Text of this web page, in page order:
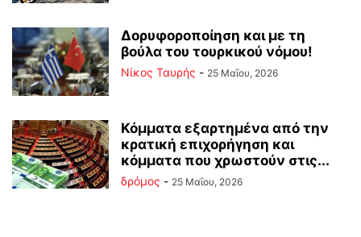
Δορυφοροποίηση και με τη
βούλα του τουρκικού νόμου!
Νίκος Ταυρής - 25 Μαΐου, 2026
Κόμματα εξαρτημένα από την
κρατική επιχορήγηση και
κόμματα που χρωστούν στις...
δρόμος - 25 Μαΐου, 2026